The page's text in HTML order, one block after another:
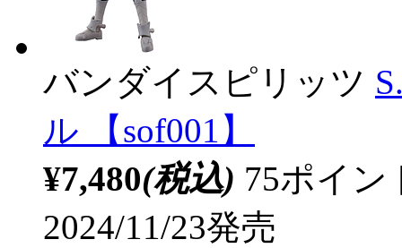
バンダイスピリッツ
ル 【sof001】
¥7,480(税込) 75ポイ
2024/11/23発売